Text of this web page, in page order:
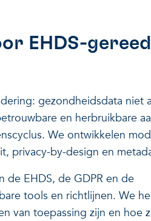
EHDS-
gezondheidsdata niet
en herbruikbare
We ontwikkelen
privacy-by-design en
de EHDS, de GDPR en de
tools en richtlijnen. We
van toepassing zijn en hoe